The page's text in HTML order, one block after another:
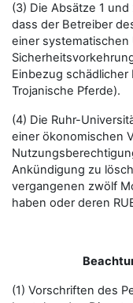
(3) Die Absätze 1
dass der Betreiber
einer
Einbezug
Trojanische Pferde).
(4) Die Ruhr-
einer ökonomischen
Ankündigung zu
vergangenen zwölf
haben oder deren
(1) Vorschriften des